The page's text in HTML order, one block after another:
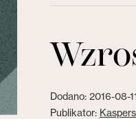
Dodano: 2016-08-
Publikator: